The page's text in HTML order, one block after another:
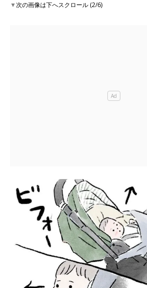
▼次の画像は下へスクロール (2/6)